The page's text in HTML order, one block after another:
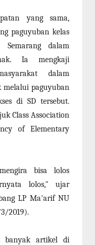
yang sama,
paguyuban kelas
dalam
Ia mengkaji
dalam
melalui paguyuban
di SD tersebut.
Class Association
of Elementary
bisa lolos
lolos," ujar
LP Ma'arif NU
2019).
banyak artikel di